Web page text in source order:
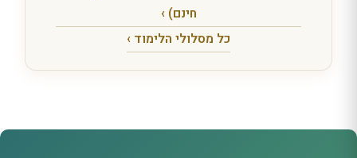
חינם) ›
כל מסלולי הלימוד ›